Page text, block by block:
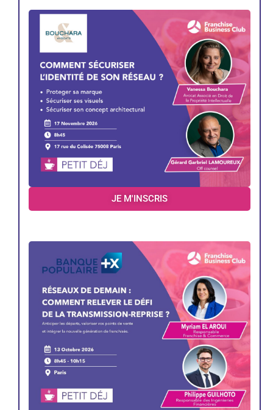
JE M'INSCRIS